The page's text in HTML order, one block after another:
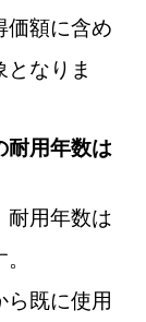
価額に含め
なりま
耐用年数は
耐用年数は
ら既に使用